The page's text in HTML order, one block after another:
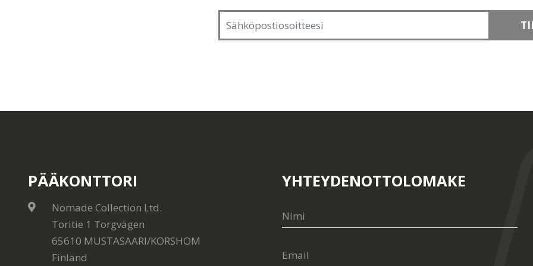
PÄÄKONTTORI
Nomade Collection Ltd.
Toritie 1 Torgvägen
65610 MUSTASAARI/KORSHOM
Finland
YHTEYDENOTTOLOMAKE